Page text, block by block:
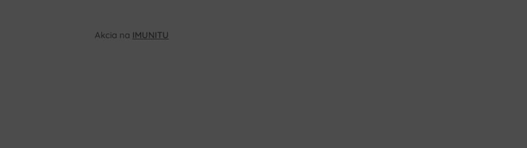
Akcia na IMUNITU